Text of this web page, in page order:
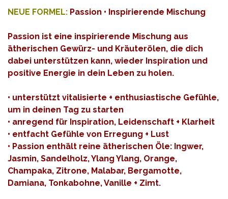
NEUE FORMEL: Passion • Inspirierende Mischung
Passion ist eine inspirierende Mischung aus
ätherischen Gewürz- und Kräuterölen, die dich
dabei unterstützen kann, wieder Inspiration und
positive Energie in dein Leben zu holen.
• unterstützt vitalisierte + enthusiastische Gefühle,
um in deinen Tag zu starten
• anregend für Inspiration, Leidenschaft + Klarheit
• entfacht Gefühle von Erregung + Lust
• Passion enthält reine ätherischen Öle: Ingwer,
Jasmin, Sandelholz, Ylang Ylang, Orange,
Champaka, Zitrone, Malabar, Bergamotte,
Damiana, Tonkabohne, Vanille + Zimt.